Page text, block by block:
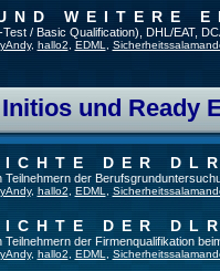
WEITERE
/ Basic Qualification), DHL/EAT,
, hallo2 EDML
und Ready
DER
der
, hallo2 EDML
DER
der Firmenqualifikation
, hallo2 EDML